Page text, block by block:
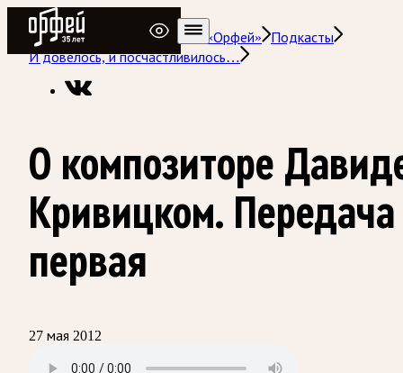
Радио Орфей
Радио классической музыки «Орфей»
Подкасты
И довелось, и посчастливилось…
О композиторе
Кривицком. Передача
первая
27 мая 2012